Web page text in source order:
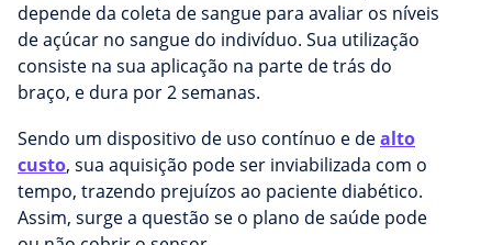
depende da coleta de sangue para avaliar os níveis
de açúcar no sangue do indivíduo. Sua utilização
consiste na sua aplicação na parte de trás do
braço, e dura por 2 semanas.
Sendo um dispositivo de uso contínuo e dealto
custo, sua aquisição pode ser inviabilizada com o
tempo, trazendo prejuízos ao paciente diabético.
Assim, surge a questão se o plano de saúde pode